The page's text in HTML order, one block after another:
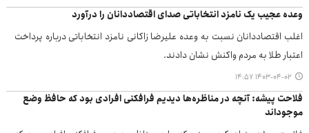
وعده عجیب یک نامزد انتخاباتی صدای اقتصاددانان را درآورد
اغلب اقتصاددانان نسبت به وعده علیرضا زاکانی نامزد انتخاباتی درباره پرداخت
اعتبار طلا به مردم واکنش نشان دادند.
۱۴۰۳-۰۴-۰۲ ۱۴:۵۷
فلاحت پیشه: آنچه در مناظره‌ها دیدیم فرافکنی افرادی بود که حافظ وضع
موجوداند